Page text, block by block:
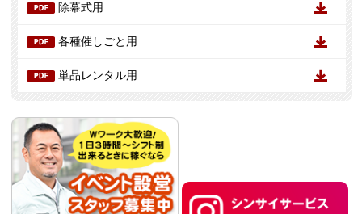
除幕式用
各種催しごと用
単品レンタル用